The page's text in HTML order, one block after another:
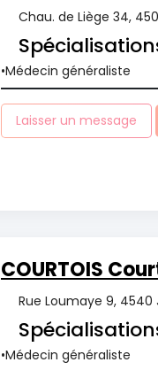
Chau. de Liège 34,
Médecin généraliste
Laisser un message
COURTOIS
Rue Loumaye 9, 4540
Médecin généraliste